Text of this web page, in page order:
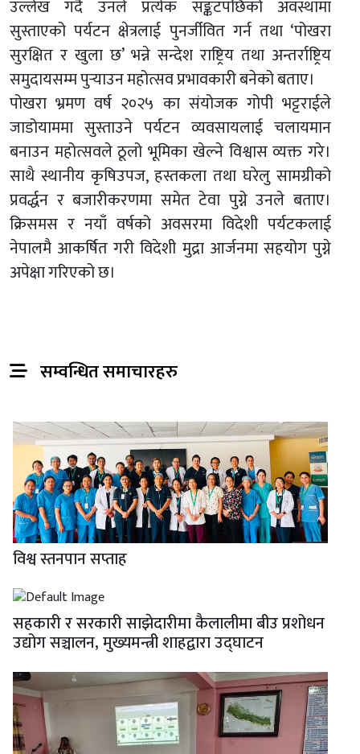
उल्लेख गर्दै उनले प्रत्येक सङ्कटपछिको अवस्थामा
सुस्ताएको पर्यटन क्षेत्रलाई पुनर्जीवित गर्न तथा ‘पोखरा
सुरक्षित र खुला छ’ भन्ने सन्देश राष्ट्रिय तथा अन्तर्राष्ट्रिय
समुदायसम्म पुर्‍याउन महोत्सव प्रभावकारी बनेको बताए।
पोखरा भ्रमण वर्ष २०२५ का संयोजक गोपी भट्टराईले
जाडोयाममा सुस्ताउने पर्यटन व्यवसायलाई चलायमान
बनाउन महोत्सवले ठूलो भूमिका खेल्ने विश्वास व्यक्त गरे।
साथै स्थानीय कृषिउपज, हस्तकला तथा घरेलु सामग्रीको
प्रवर्द्धन र बजारीकरणमा समेत टेवा पुग्ने उनले बताए।
क्रिसमस र नयाँ वर्षको अवसरमा विदेशी पर्यटकलाई
नेपालमै आकर्षित गरी विदेशी मुद्रा आर्जनमा सहयोग पुग्ने
अपेक्षा गरिएको छ।
सम्वन्धित समाचारहरु
विश्व स्तनपान सप्ताह
सहकारी र सरकारी साझेदारीमा कैलालीमा बीउ प्रशोधन
उद्योग सञ्चालन, मुख्यमन्त्री शाहद्वारा उद्घाटन